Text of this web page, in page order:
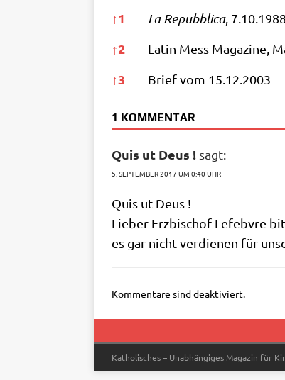
-↑1 La Repubbli­ca,
↑2 Latin Mess Maga­zi­ne,
↑3 Brief vom 15.12.2003
1 KOMMENTAR
Quis ut Deus ! sagt:
5. SEPTEMBER 2017 UM 0:40 UHR
Quis ut Deus !
Lie­ber Erz­bi­schof Lefeb­v­re
es gar nicht ver­die­nen für
Kommentare sind deaktiviert.
Katholisches – Unabhängiges Magazin für